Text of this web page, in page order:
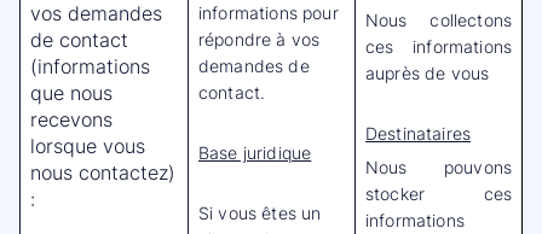
vos demandes
de contact
(informations
que nous
recevons
lorsque vous
nous contactez)
:
informations pour
répondre à vos
demandes de
contact.
Base juridique
Si vous êtes un
Nous collectons
ces informations
auprès de vous
Destinataires
Nous pouvons
stocker ces
informations